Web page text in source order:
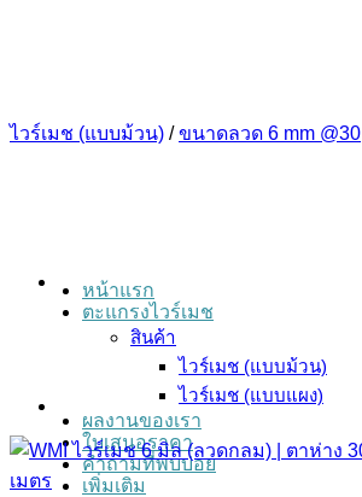
หน้าแรก
ตะแกรงไวร์เมช
สินค้า
ไวร์เมช (แบบม้วน)
ไวร์เมช (แบบแผง)
ผลงานของเรา
ใบเสนอราคา
คำถามที่พบบ่อย
เพิ่มเติม
ไวร์เมช (แบบม้วน) / ขนาดลวด 6 mm @30